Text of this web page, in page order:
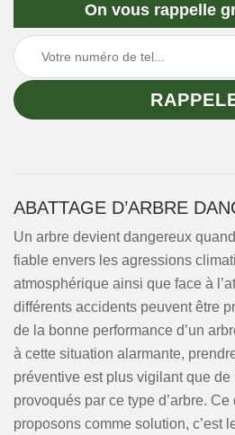
On vous rappelle
ABATTAGE D’ARBRE
Un arbre devient dangereux
fiable envers les agressions
atmosphérique ainsi que face à
différents accidents peuvent être
de la bonne performance d’un
à cette situation alarmante,
préventive est plus vigilant que
provoqués par ce type d’arbre.
proposons comme solution, c’est